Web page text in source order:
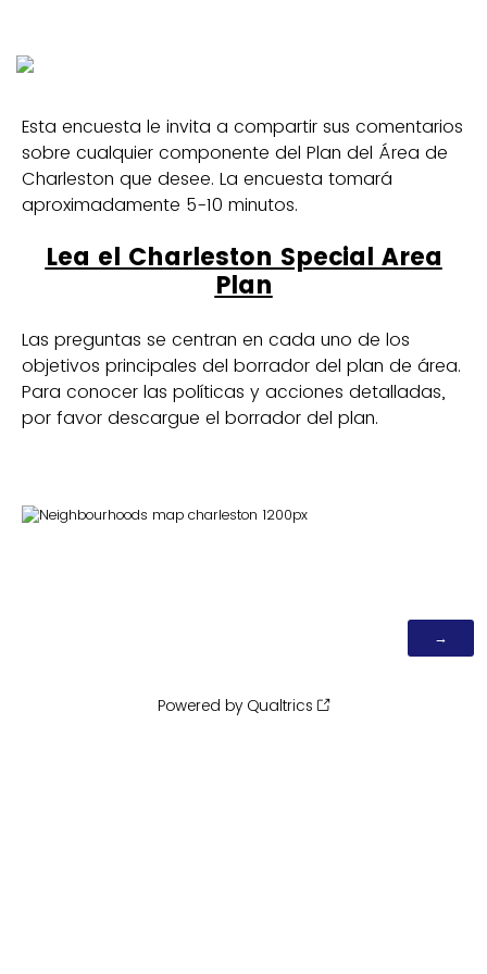
Esta encuesta le invita a compartir sus comentarios
sobre cualquier componente del Plan del Área de
Charleston que desee. La encuesta tomará
aproximadamente 5-10 minutos.
Lea el Charleston Special Area
Plan
Las preguntas se centran en cada uno de los
objetivos principales del borrador del plan de área.
Para conocer las políticas y acciones detalladas,
por favor descargue el borrador del plan.
Powered by Qualtrics